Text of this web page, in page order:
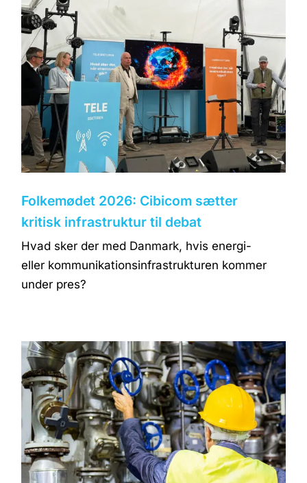
Folkemødet 2026: Cibicom sætter
kritisk infrastruktur til debat
Hvad sker der med Danmark, hvis energi-
eller kommunikationsinfrastrukturen kommer
under pres?